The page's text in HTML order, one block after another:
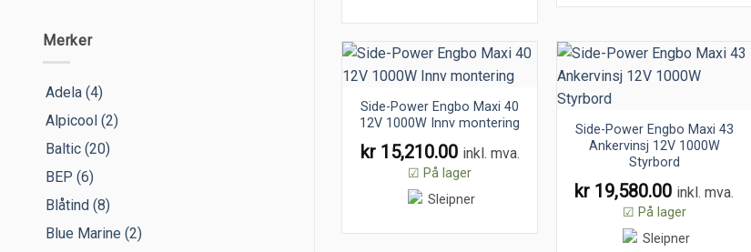
Merker
Adela (4)
Alpicool (2)
Baltic (20)
BEP (6)
Blåtind (8)
Blue Marine (2)
Side-Power Engbo Maxi 40
12V 1000W Innv montering
kr15,210.00 inkl. mva.
☑ På lager
Side-Power Engbo Maxi 43
Ankervinsj 12V 1000W
Styrbord
kr 19,580.00 inkl. mva.
☑ På lager